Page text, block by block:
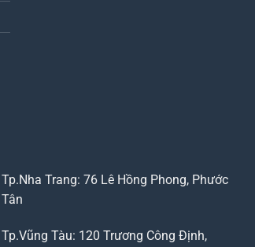
Tp.Nha Trang: 76 Lê Hồng Phong, Phước
Tân
Tp.Vũng Tàu: 120 Trương Công Định,